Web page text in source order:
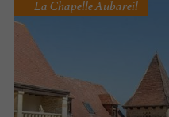
La Chapelle Aubareil